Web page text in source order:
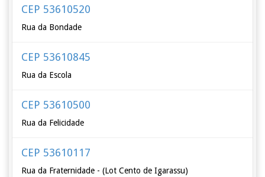
CEP 53610520
Rua da Bondade
CEP 53610845
Rua da Escola
CEP 53610500
Rua da Felicidade
CEP 53610117
Rua da Fraternidade - (Lot Cento de Igarassu)